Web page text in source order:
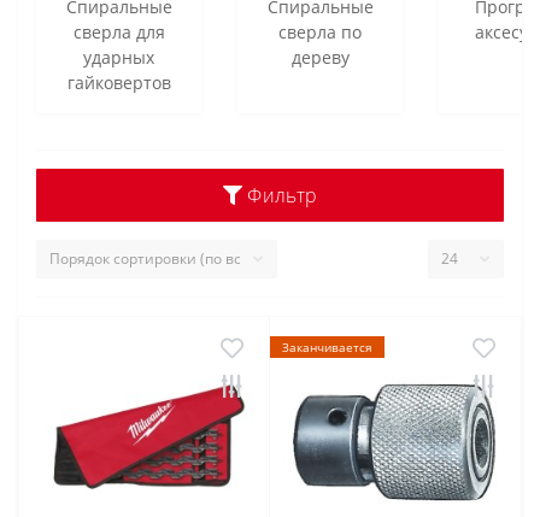
Cпиральные
сверла для
ударных
гайковертов
Спиральные
сверла по
дереву
Фильтр
Заканчивается